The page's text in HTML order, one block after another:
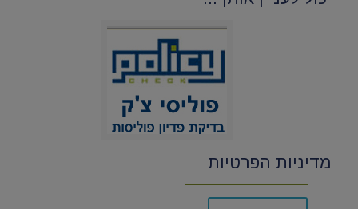
מדיניות הפרטיות